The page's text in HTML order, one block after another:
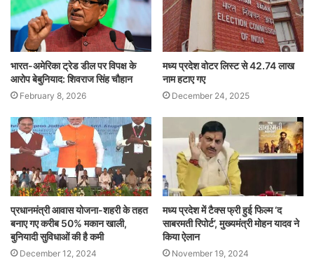
भारत-अमेरिका ट्रेड डील पर विपक्ष के
आरोप बेबुनियाद: शिवराज सिंह चौहान
February 8, 2026
मध्य प्रदेश वोटर लिस्ट से 42.74 लाख
नाम हटाए गए
December 24, 2025
प्रधानमंत्री आवास योजना-शहरी के तहत
बनाए गए करीब 50% मकान खाली,
बुनियादी सुविधाओं की है कमी
December 12, 2024
मध्य प्रदेश में टैक्स फ्री हुई फिल्म ‘द
साबरमती रिपोर्ट’, मुख्यमंत्री मोहन यादव ने
किया ऐलान
November 19, 2024